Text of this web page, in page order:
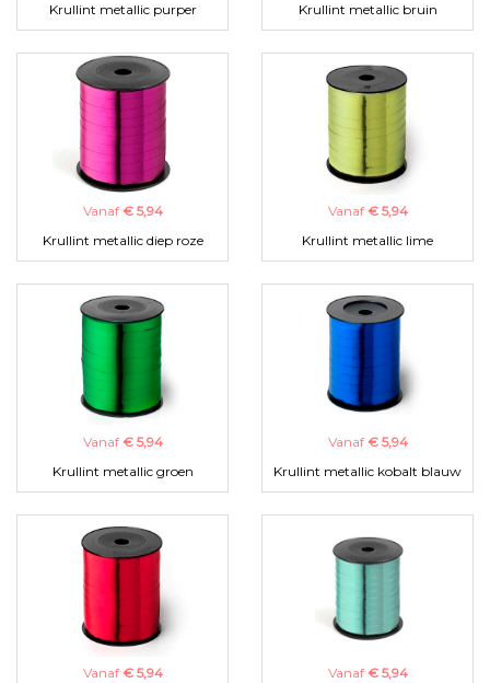
Krullint metallic purper
Krullint metallic bruin
Vanaf € 5,94
Krullint metallic diep roze
Vanaf € 5,94
Krullint metallic lime
Vanaf € 5,94
Krullint metallic groen
Vanaf € 5,94
Krullint metallic kobalt blauw
Vanaf € 5,94
Vanaf € 5,94